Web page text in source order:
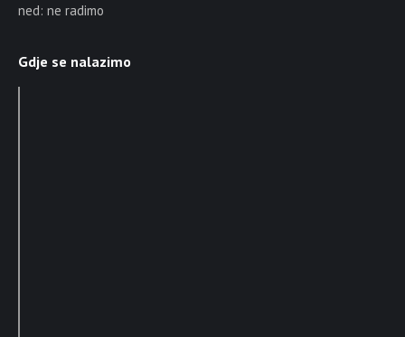
ned: ne radimo
Gdje se nalazimo